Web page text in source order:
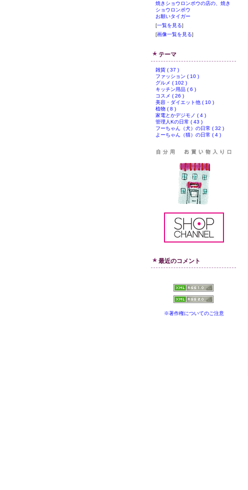
焼きショウロンポウの店の、焼き
ショウロンポウ
お願いタイガー
[一覧を見る]
[画像一覧を見る]
テーマ
雑貨 ( 37 )
ファッション ( 10 )
グルメ ( 102 )
キッチン用品 ( 6 )
コスメ ( 26 )
美容・ダイエット他 ( 10 )
植物 ( 8 )
家電とかデジモノ ( 4 )
管理人Kの日常 ( 43 )
フーちゃん（犬）の日常 ( 32 )
よーちゃん（猫）の日常 ( 4 )
最近のコメント
※著作権についてのご注意